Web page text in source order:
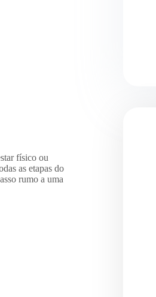
físico ou
as etapas do
rumo a uma